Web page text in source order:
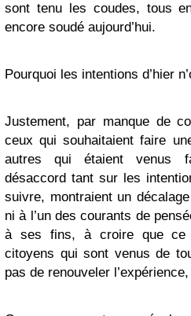
sont tenu les coudes, tous
encore soudé aujourd’hui.
Pourquoi les intentions d’hier
Justement, par manque de
ceux qui souhaitaient faire
autres qui étaient venus
désaccord tant sur les
suivre, montraient un
ni à l’un des courants de
à ses fins, à croire que ce
citoyens qui sont venus de
pas de renouveler